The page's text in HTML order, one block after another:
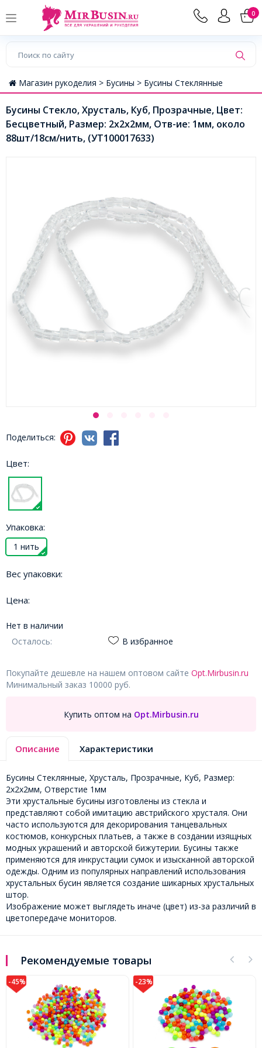
0
Магазин рукоделия > Бусины > Бусины Стеклянные
Бусины Стекло, Хрусталь, Куб, Прозрачные, Цвет:
Бесцветный, Размер: 2х2х2мм, Отв-ие: 1мм, около
88шт/18см/нить, (УТ100017633)
Поделиться:
Цвет:
Упаковка:
1 нить
Вес упаковки:
Цена:
Нет в наличии
Осталось:
В избранное
Покупайте дешевле на нашем оптовом сайте Opt.Mirbusin.ru
Минимальный заказ 10000 руб.
Купить оптом на Opt.Mirbusin.ru
Описание Характеристики
Бусины Стеклянные, Хрусталь, Прозрачные, Куб, Размер:
2х2х2мм, Отверстие 1мм
Эти хрустальные бусины изготовлены из стекла и
представляют собой имитацию австрийского хрусталя. Они
часто используются для декорирования танцевальных
костюмов, конкурсных платьев, а также в создании изящных
модных украшений и авторской бижутерии. Бусины также
применяются для инкрустации сумок и изысканной авторской
одежды. Одним из популярных направлений использования
хрустальных бусин является создание шикарных хрустальных
штор.
Изображение может выглядеть иначе (цвет) из-за различий в
цветопередаче мониторов.
Рекомендуемые товары